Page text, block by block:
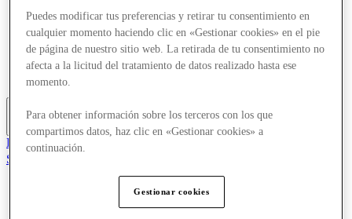
¿Qué pasa?
Comer y beber
Servicios
Descubre la región
Tarjeta regalo
Más
El Club
Salvado
Puedes modificar tus preferencias y retirar tu consentimiento en
cualquier momento haciendo clic en «Gestionar cookies» en el pie
de página de nuestro sitio web. La retirada de tu consentimiento no
afecta a la licitud del tratamiento de datos realizado hasta ese
momento.
Para obtener información sobre los terceros con los que
compartimos datos, haz clic en «Gestionar cookies» a
continuación.
Gestionar cookies